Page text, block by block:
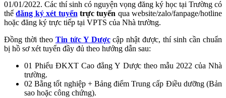
01/01/2022. Các thí sinh có nguyện vọng đăng ký học tại Trường có
thểđăng ký xét tuyểntrực tuyến qua website/zalo/fanpage/hotline
hoặc đăng ký trực tiếp tại VPTS của Nhà trường.
Đồng thời theo Tin tức Y Dượccập nhật được, thí sinh cần chuẩn
bị hồ sơ xét tuyển đầy đủ theo hướng dẫn sau:
01 Phiếu ĐKXT Cao đẳng Y Dược theo mẫu 2022 của Nhà
trường.
02 Bằng tốt nghiệp + Bảng điểm Trung cấp Điều dưỡng (Bản
sao hoặc công chứng).